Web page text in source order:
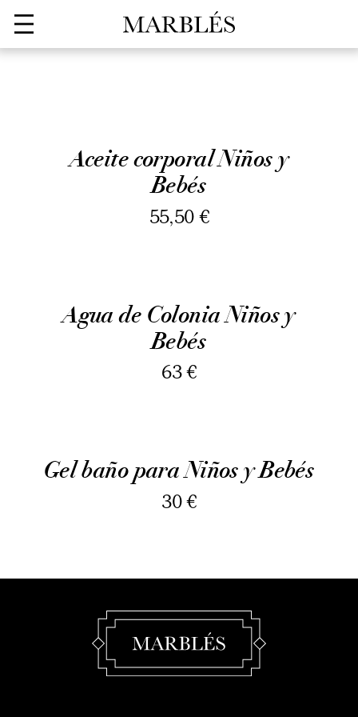
Aceite corporal Niños y
Bebés
55,50 €
Agua de Colonia Niños y
Bebés
63€
Gel baño para Niños y Bebés
30€